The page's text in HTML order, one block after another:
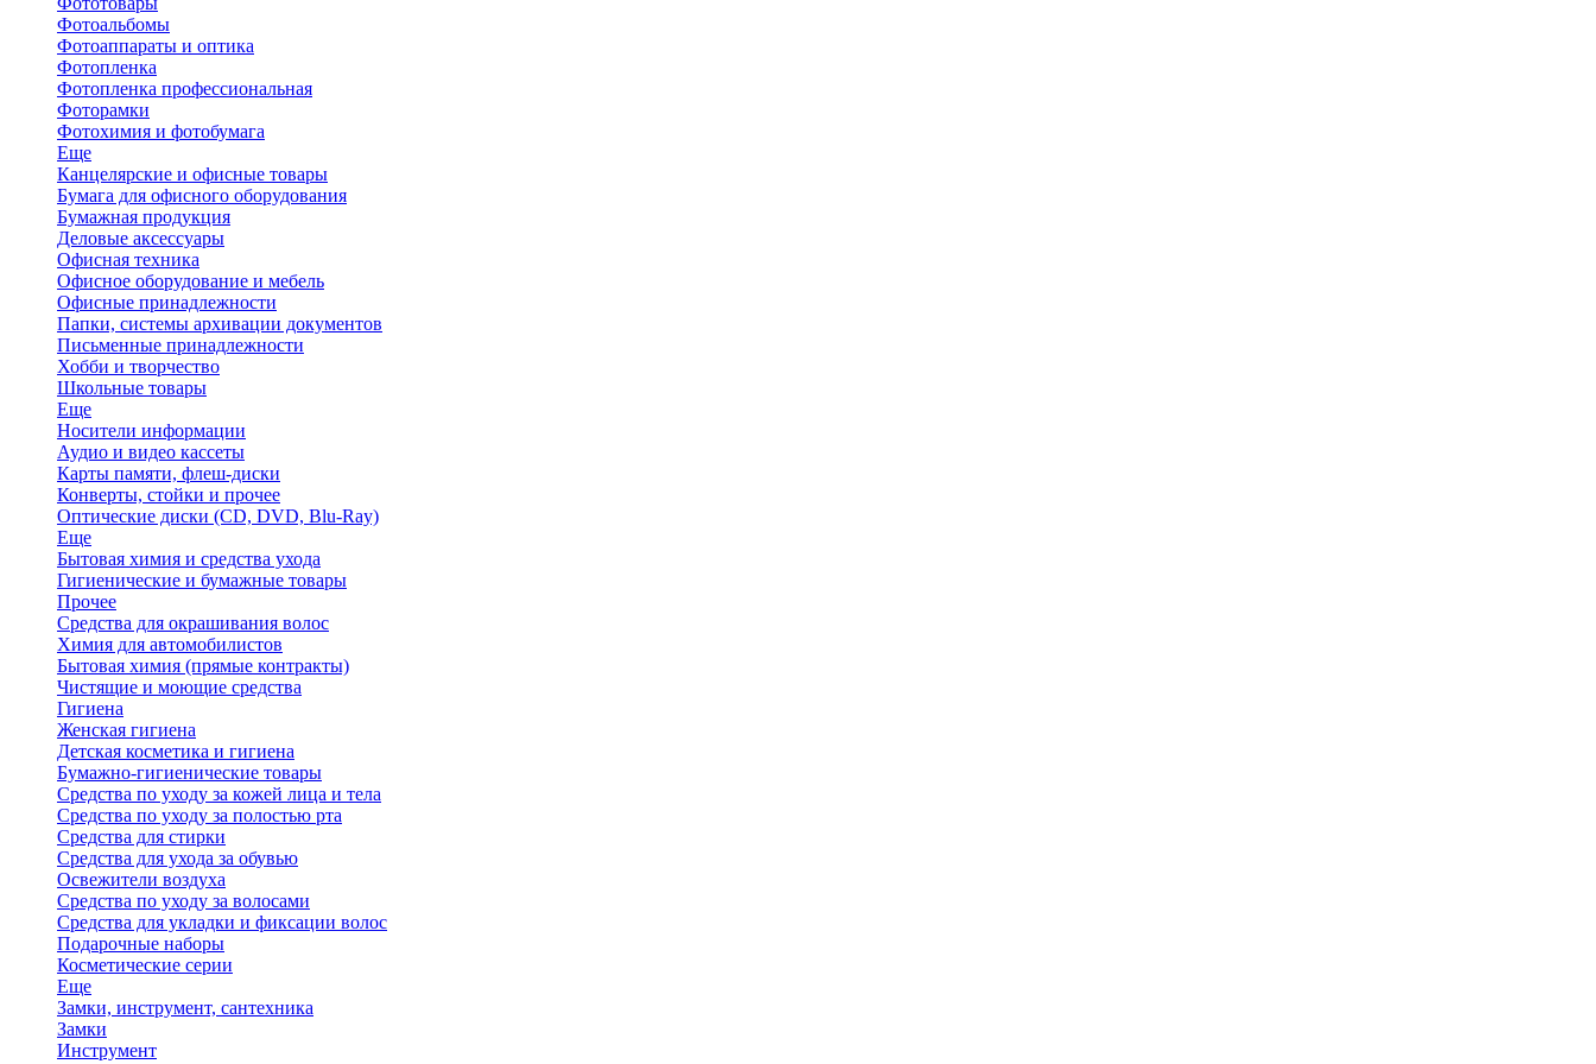
Фотоальбомы
Фотоаппараты и оптика
Фотопленка
Фотопленка профессиональная
Фоторамки
Фотохимия и фотобумага
Еще
Канцелярские и офисные товары
Бумага для офисного оборудования
Бумажная продукция
Деловые аксессуары
Офисная техника
Офисное оборудование и мебель
Офисные принадлежности
Папки, системы архивации документов
Письменные принадлежности
Хобби и творчество
Школьные товары
Еще
Носители информации
Аудио и видео кассеты
Карты памяти, флеш-диски
Конверты, стойки и прочее
Оптические диски (CD, DVD, Blu-Ray)
Еще
Бытовая химия и средства ухода
Гигиенические и бумажные товары
Прочее
Средства для окрашивания волос
Химия для автомобилистов
Бытовая химия (прямые контракты)
Чистящие и моющие средства
Гигиена
Женская гигиена
Детская косметика и гигиена
Бумажно-гигиенические товары
Средства по уходу за кожей лица и тела
Средства по уходу за полостью рта
Средства для стирки
Средства для ухода за обувью
Освежители воздуха
Средства по уходу за волосами
Средства для укладки и фиксации волос
Подарочные наборы
Косметические серии
Еще
Замки, инструмент, сантехника
Замки
Инструмент